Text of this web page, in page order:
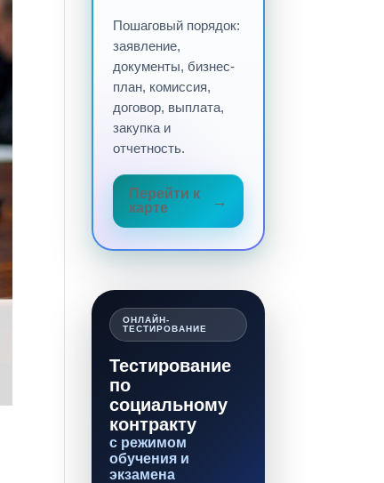
Пошаговый порядок:
заявление,
документы, бизнес-
план, комиссия,
договор, выплата,
закупка и
отчетность.
Перейти к
карте
ОНЛАЙН-
ТЕСТИРОВАНИЕ
Тестирование
по
социальному
контракту
с режимом
обучения и
экзамена